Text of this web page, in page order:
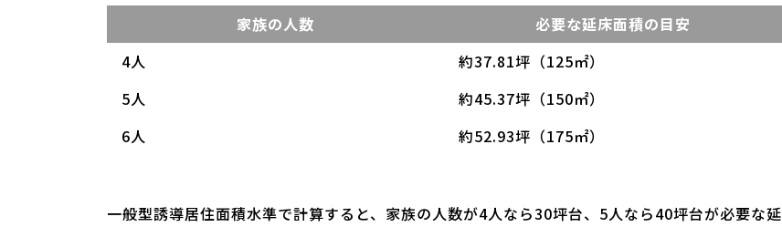
家族の人数
必要な延床面積の目安
4人
約37.81坪（125㎡）
5人
約45.37坪（150㎡）
6人
約52.93坪（175㎡）
一般型誘導居住面積水準で計算すると、家族の人数が4人なら30坪台、5人なら40坪台が必要な延